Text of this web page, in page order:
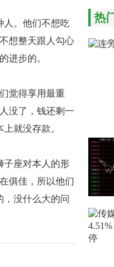
人。他们不想吃
想整天跟人勾心
进步的。
觉得享用最重
没了，钱还剩一
就没存款。
子座对本人的形
俱佳，所以他们
，没什么大的问
热